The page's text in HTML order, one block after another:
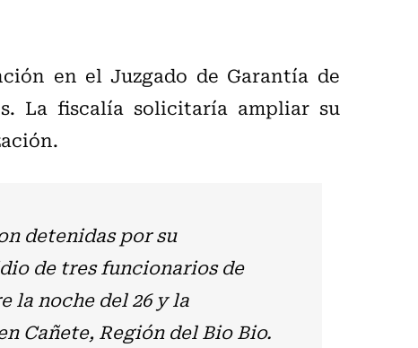
en el Juzgado de Garantía de
La fiscalía solicitaría ampliar su
detenidas por su
de tres funcionarios de
la noche del 26 y la
Cañete, Región del Bio Bio.